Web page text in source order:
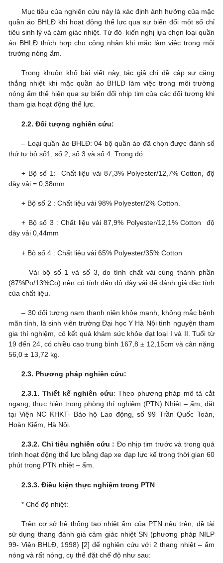
Mục tiêu của nghiên cứu này là xác định ảnh hưởng của mặc
quần áo BHLĐ khi hoạt động thể lực qua sự biến đổi một số chỉ
tiêu sinh lý và cảm giác nhiệt. Từ đó kiến nghị lựa chọn loại quần
áo BHLĐ thích hợp cho công nhân khi mặc làm việc trong môi
trường nóng ẩm.
Trong khuôn khổ bài viết này, tác giả chỉ đề cập sự căng
thẳng nhiệt khi mặc quần áo BHLĐ làm việc trong môi trường
nóng ẩm thể hiện qua sự biến đổi nhịp tim của các đối tượng khi
tham gia hoạt động thể lực.
2.2. Đối tượng nghiên cứu:
– Loại quần áo BHLĐ: 04 bộ quần áo đã chọn được đánh số
thứ tự bộ số1, số 2, số 3 và số 4. Trong đó:
+ Bộ số 1: Chất liệu vải 87,3% Polyester/12,7% Cotton, độ
dày vải = 0,38mm
+ Bộ số 2 : Chất liệu vải 98% Polyester/2% Cotton.
+ Bộ số 3 : Chất liệu vải 87,9% Polyester/12,1% Cotton độ
dày vải 0,44mm
+ Bộ số 4 : Chất liệu vải 65% Polyester/35% Cotton
– Vải bộ số 1 và số 3, do tính chất vải cùng thành phần
(87%Po/13%Co) nên có tính đến độ dày vải để đánh giá đặc tính
của chất liệu.
– 30 đối tượng nam thanh niên khỏe mạnh, không mắc bệnh
mãn tính, là sinh viên trường Đại học Y Hà Nội tình nguyện tham
gia thí nghiệm, có kết quả khám sức khỏe đạt loại I và II. Tuổi từ
19 đến 24, có chiều cao trung bình 167,8 ± 12,15cm và cân nặng
56,0 ± 13,72 kg.
2.3. Phương pháp nghiên cứu:
2.3.1. Thiết kế nghiên cứu: Theo phương pháp mô tả cắt
ngang, thực hiện trong phòng thí nghiệm (PTN) Nhiệt – ẩm, đặt
tại Viện NC KHKT- Bảo hộ Lao động, số 99 Trần Quốc Toản,
Hoàn Kiếm, Hà Nội.
2.3.2. Chỉ tiêu nghiên cứu : Đo nhịp tim trước và trong quá
trình hoạt động thể lực bằng đạp xe đạp lực kế trong thời gian 60
phút trong PTN nhiệt – ẩm.
2.3.3. Điều kiện thực nghiệm trong PTN
* Chế độ nhiệt:
Trên cơ sở hệ thống tạo nhiệt ẩm của PTN nêu trên, đề tài
sử dụng thang đánh giá cảm giác nhiệt SN (phương pháp NILP
99- Viện BHLĐ, 1998) [2] để nghiên cứu với 2 thang nhiệt – ẩm
nóng và rất nóng, cụ thể đặt chế độ như sau: